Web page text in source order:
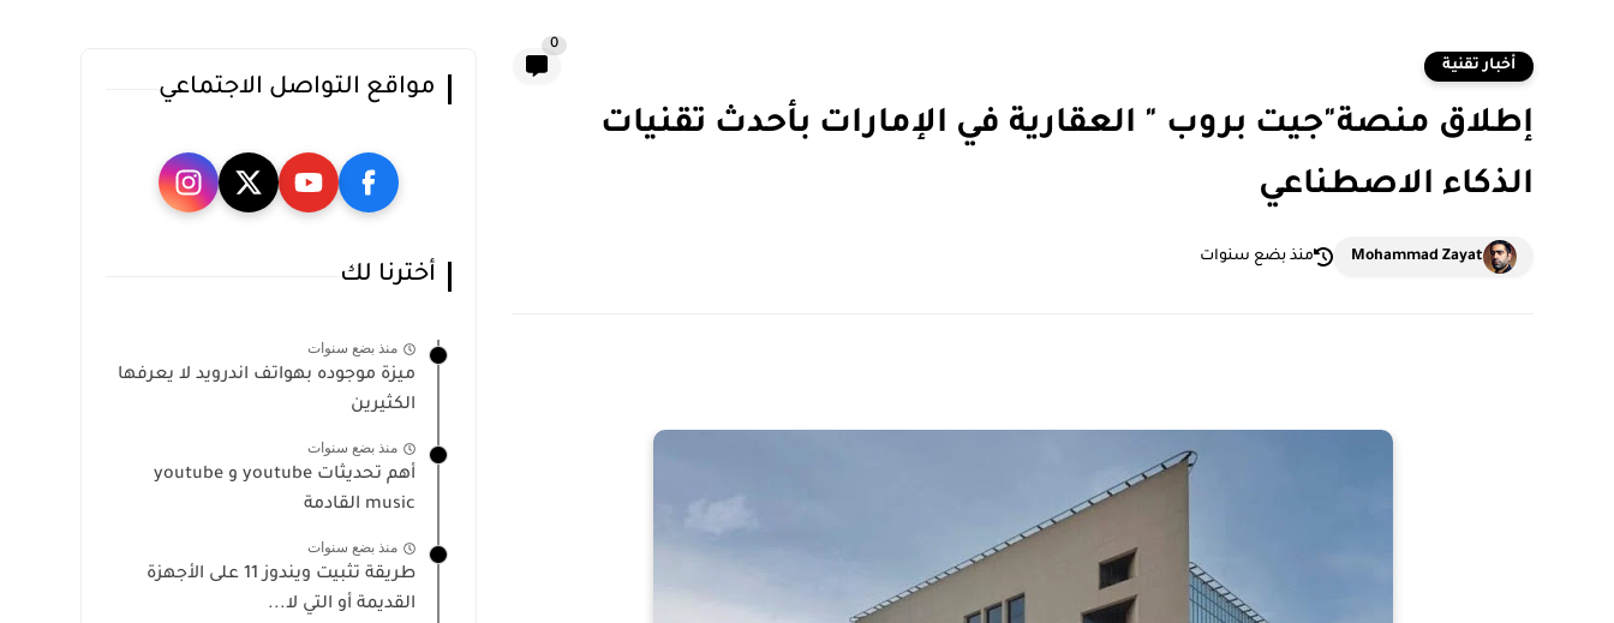
أخبار تقنية
0
إطلاق منصة"جيت بروب " العقارية في الإمارات بأحدث تقنيات
الذكاء الاصطناعي
Mohammad Zayat منذ بضع سنوات
مواقع التواصل الاجتماعي
أخترنا لك
منذ بضع سنوات
ميزة موجوده بهواتف اندرويد لا يعرفها
الكثيرين
منذ بضع سنوات
أهم تحديثات youtube و youtube
music القادمة
منذ بضع سنوات
طريقة تثبيت ويندوز 11 على الأجهزة
القديمة أو التي لا...